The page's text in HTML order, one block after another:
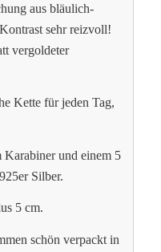
aus bläulich-
sehr reizvoll!
vergoldeter
Kette für jeden Tag,
Karabiner und einem 5
Silber.
5 cm.
schön verpackt in